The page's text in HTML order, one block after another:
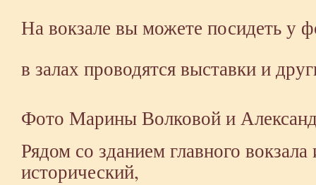
На вокзале вы можете посидеть у
в залах проводятся выставки и
Фото Марины Волковойи
Рядом со зданием главного
исторический,